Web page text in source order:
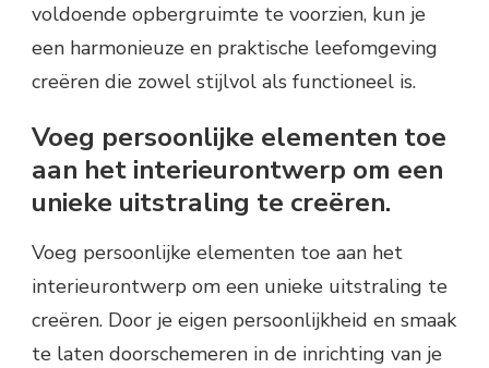
voldoende opbergruimte te voorzien, kun je
een harmonieuze en praktische leefomgeving
creëren die zowel stijlvol als functioneel is.
Voeg persoonlijke elementen toe
aan het interieurontwerp om een
unieke uitstraling te creëren.
Voeg persoonlijke elementen toe aan het
interieurontwerp om een unieke uitstraling te
creëren. Door je eigen persoonlijkheid en smaak
te laten doorschemeren in de inrichting van je